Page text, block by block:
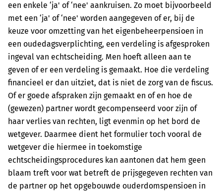
een enkele ‘ja' of ‘nee' aankruisen. Zo moet bijvoorbeeld
met een ‘ja' of ‘nee' worden aangegeven of er, bij de
keuze voor omzetting van het eigenbeheerpensioen in
een oudedagsverplichting, een verdeling is afgesproken
ingeval van echtscheiding. Men hoeft alleen aan te
geven of er een verdeling is gemaakt. Hoe die verdeling
financieel er dan uitziet, dat is niet de zorg van de fiscus.
Of er goede afspraken zijn gemaakt en of en hoe de
(gewezen) partner wordt gecompenseerd voor zijn of
haar verlies van rechten, ligt evenmin op het bord de
wetgever. Daarmee dient het formulier toch vooral de
wetgever die hiermee in toekomstige
echtscheidingsprocedures kan aantonen dat hem geen
blaam treft voor wat betreft de prijsgegeven rechten van
de partner op het opgebouwde ouderdomspensioen in